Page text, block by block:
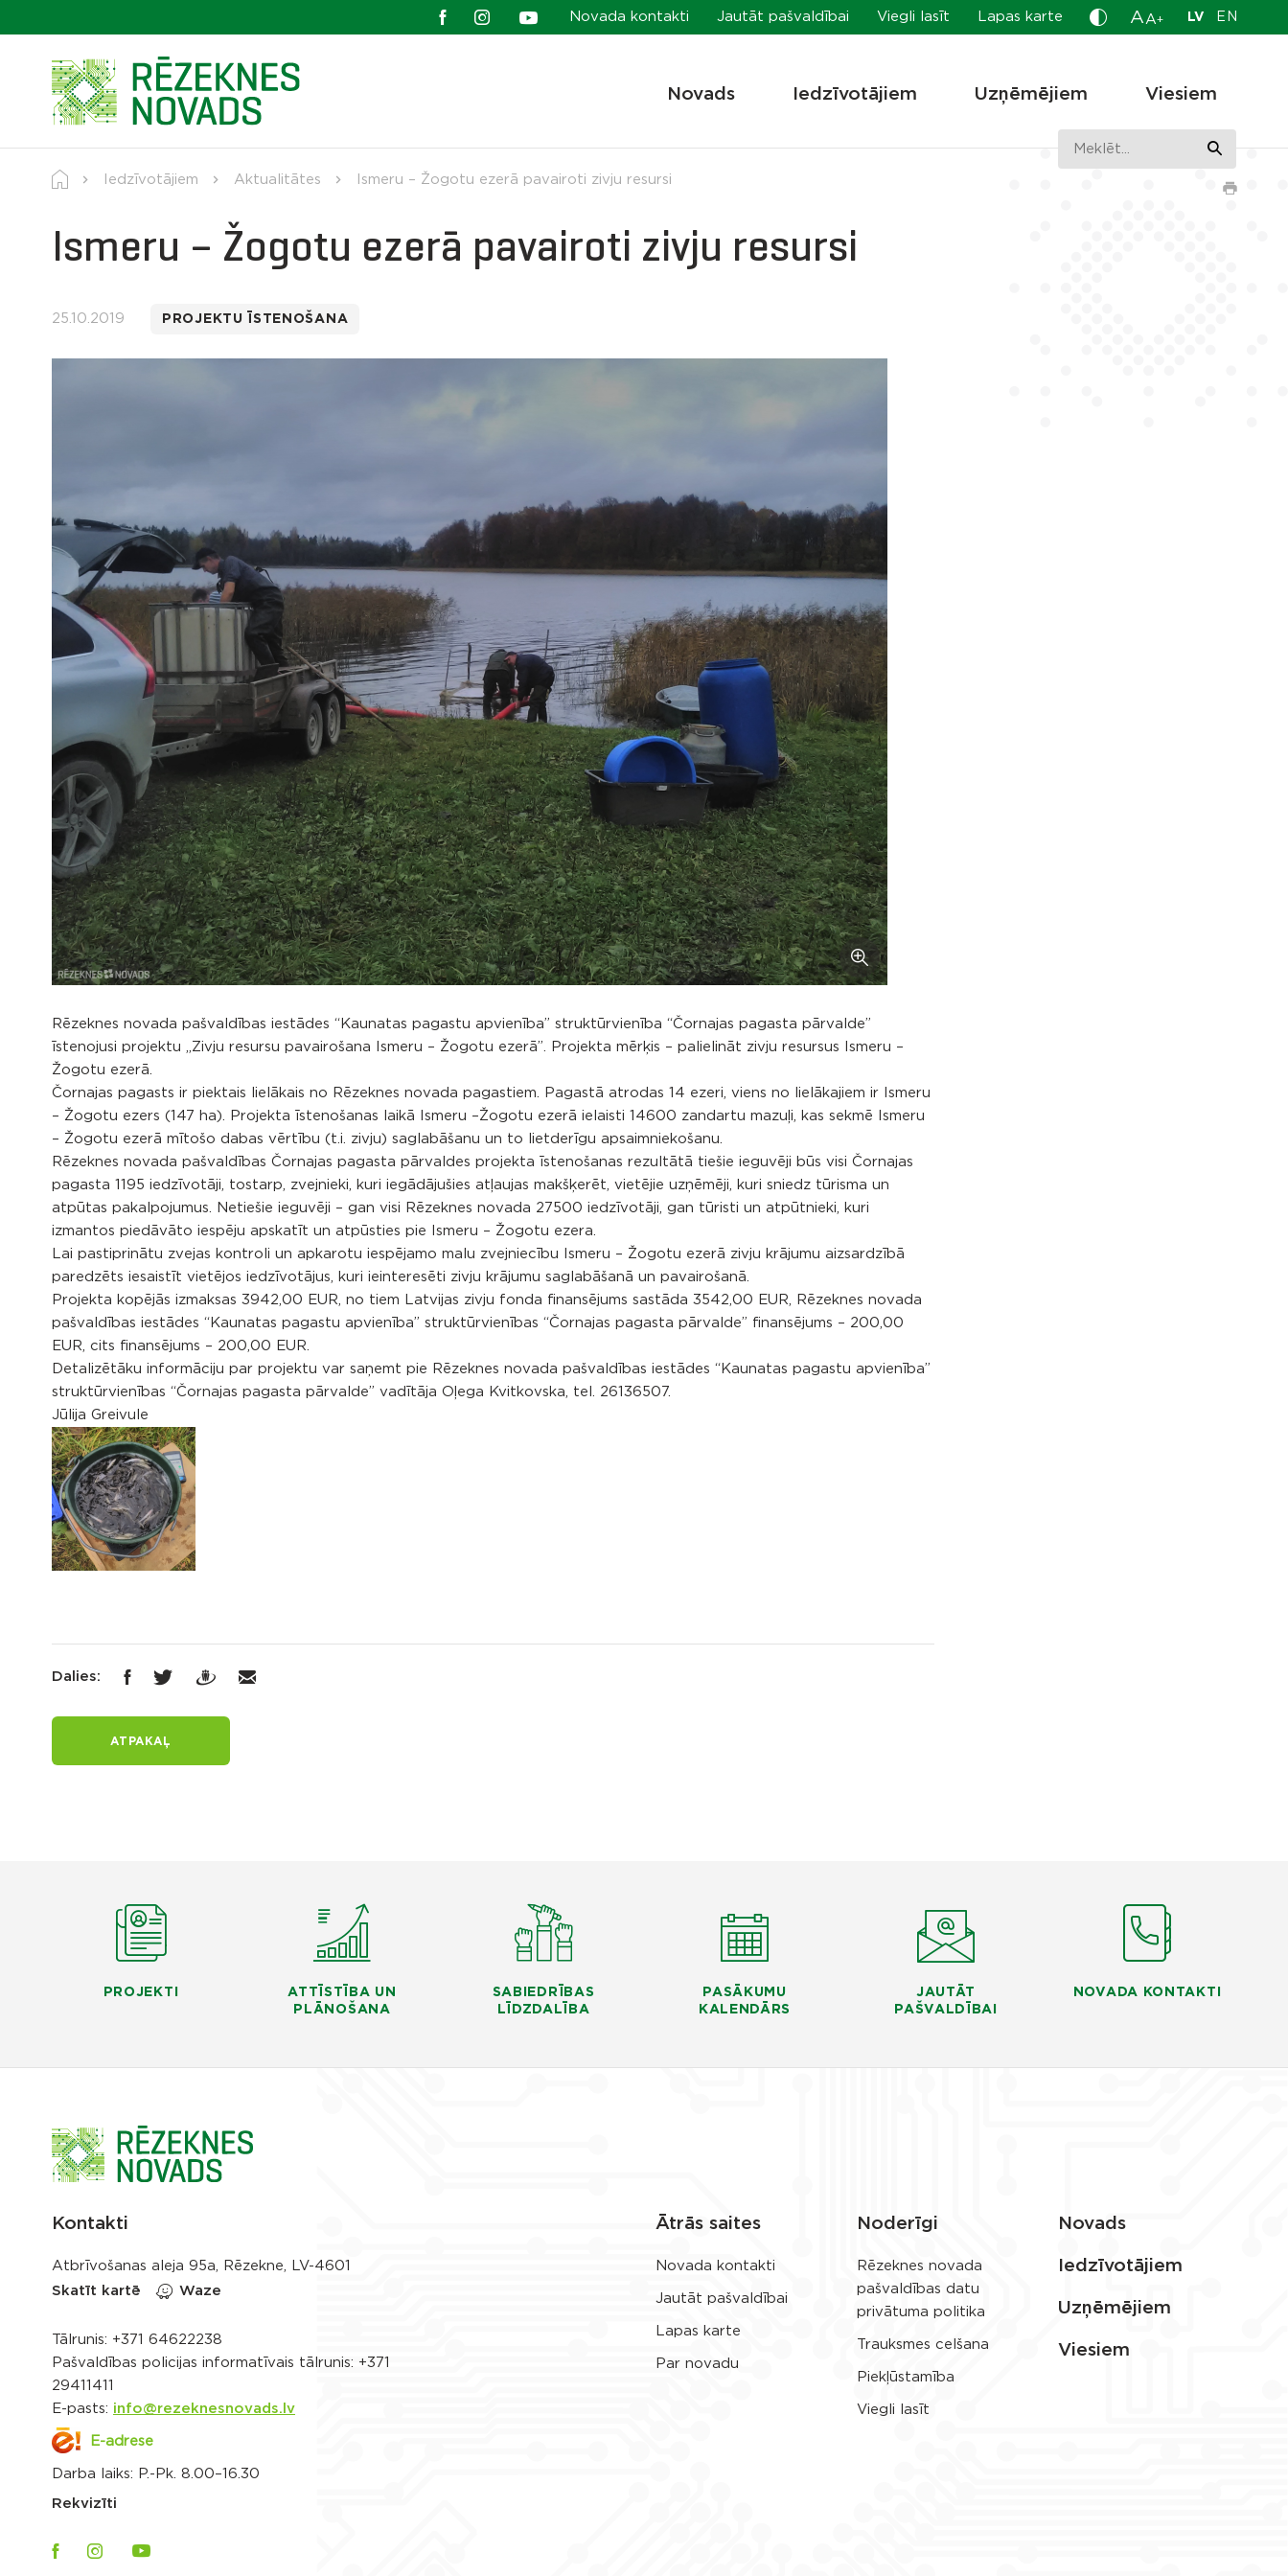
Novada kontakti Jautāt pašvaldībai Viegli lasīt Lapas karte A A+ LV EN
Novads Iedzīvotājiem Uzņēmējiem Viesiem
Iedzīvotājiem Aktualitātes Ismeru – Žogotu ezerā pavairoti zivju resursi
Ismeru – Žogotu ezerā pavairoti zivju resursi
25.10.2019 PROJEKTU ĪSTENOŠANA
Rēzeknes novada pašvaldības iestādes “Kaunatas pagastu apvienība” struktūrvienība “Čornajas pagasta pārvalde”
īstenojusi projektu „Zivju resursu pavairošana Ismeru – Žogotu ezerā”. Projekta mērķis – palielināt zivju resursus Ismeru –
Žogotu ezerā.
Čornajas pagasts ir piektais lielākais no Rēzeknes novada pagastiem. Pagastā atrodas 14 ezeri, viens no lielākajiem ir Ismeru
– Žogotu ezers (147 ha). Projekta īstenošanas laikā Ismeru –Žogotu ezerā ielaisti 14600 zandartu mazuļi, kas sekmē Ismeru
– Žogotu ezerā mītošo dabas vērtību (t.i. zivju) saglabāšanu un to lietderīgu apsaimniekošanu.
Rēzeknes novada pašvaldības Čornajas pagasta pārvaldes projekta īstenošanas rezultātā tiešie ieguvēji būs visi Čornajas
pagasta 1195 iedzīvotāji, tostarp, zvejnieki, kuri iegādājušies atļaujas makšķerēt, vietējie uzņēmēji, kuri sniedz tūrisma un
atpūtas pakalpojumus. Netiešie ieguvēji – gan visi Rēzeknes novada 27500 iedzīvotāji, gan tūristi un atpūtnieki, kuri
izmantos piedāvāto iespēju apskatīt un atpūsties pie Ismeru – Žogotu ezera.
Lai pastiprinātu zvejas kontroli un apkarotu iespējamo malu zvejniecību Ismeru – Žogotu ezerā zivju krājumu aizsardzībā
paredzēts iesaistīt vietējos iedzīvotājus, kuri ieinteresēti zivju krājumu saglabāšanā un pavairošanā.
Projekta kopējās izmaksas 3942,00 EUR, no tiem Latvijas zivju fonda finansējums sastāda 3542,00 EUR, Rēzeknes novada
pašvaldības iestādes “Kaunatas pagastu apvienība” struktūrvienības “Čornajas pagasta pārvalde” finansējums – 200,00
EUR, cits finansējums – 200,00 EUR.
Detalizētāku informāciju par projektu var saņemt pie Rēzeknes novada pašvaldības iestādes “Kaunatas pagastu apvienība”
struktūrvienības “Čornajas pagasta pārvalde” vadītāja Oļega Kvitkovska, tel. 26136507.
Jūlija Greivule
Dalies:
ATPAKAĻ
PROJEKTI
ATTĪSTĪBA UN
PLĀNOŠANA
SABIEDRĪBAS
LĪDZDALĪBA
PASĀKUMU
KALENDĀRS
JAUTĀT
PAŠVALDĪBAI
NOVADA KONTAKTI
Kontakti
Atbrīvošanas aleja 95a, Rēzekne, LV-4601
Skatīt kartē
Waze
Tālrunis: +371 64622238
Pašvaldības policijas informatīvais tālrunis: +371
29411411
E-pasts: info@rezeknesnovads.lv
E-adrese
Darba laiks: P.-Pk. 8.00–16.30
Rekvizīti
Ātrās saites
Novada kontakti
Jautāt pašvaldībai
Lapas karte
Par novadu
Noderīgi
Rēzeknes novada
pašvaldības datu
privātuma politika
Trauksmes celšana
Piekļūstamība
Viegli lasīt
Novads
Iedzīvotājiem
Uzņēmējiem
Viesiem